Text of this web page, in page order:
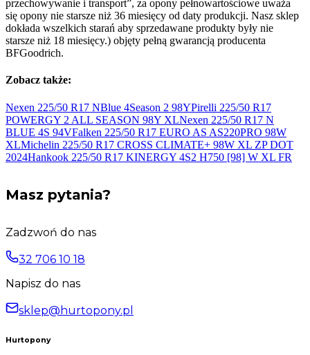
przechowywanie i transport”, za opony pełnowartościowe uważa
się opony nie starsze niż 36 miesięcy od daty produkcji. Nasz sklep
dokłada wszelkich starań aby sprzedawane produkty były nie
starsze niż 18 miesięcy.) objęty pełną gwarancją producenta
BFGoodrich.
Zobacz także:
Nexen 225/50 R17 NBlue 4Season 2 98YPirelli 225/50 R17
POWERGY 2 ALL SEASON 98Y XLNexen 225/50 R17 N
BLUE 4S 94VFalken 225/50 R17 EURO AS AS220PRO 98W
XLMichelin 225/50 R17 CROSS CLIMATE+ 98W XL ZP DOT
2024Hankook 225/50 R17 KINERGY 4S2 H750 [98] W XL FR
Masz pytania?
Zadzwoń do nas
32 706 10 18
Napisz do nas
sklep@hurtopony.pl
Hurtopony